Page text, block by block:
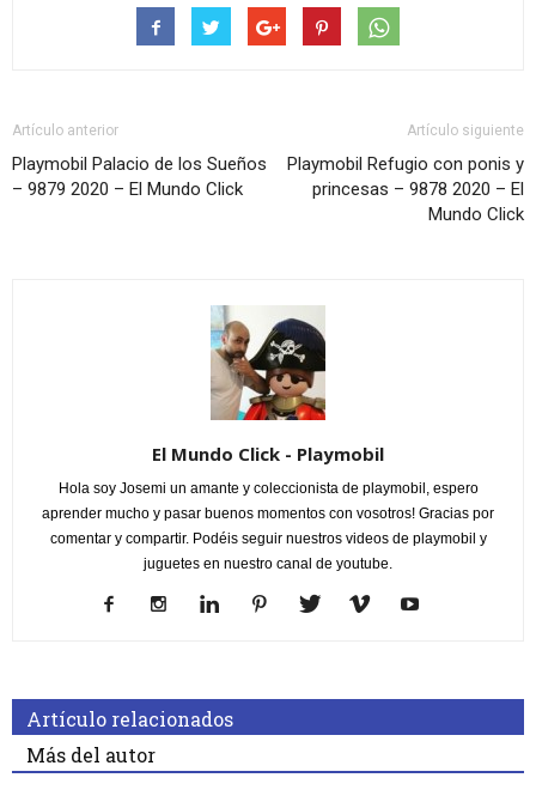
Artículo anterior
Playmobil Palacio de los Sueños
– 9879 2020 – El Mundo Click
Artículo siguiente
Playmobil Refugio con ponis y
princesas – 9878 2020 – El
Mundo Click
El Mundo Click - Playmobil
Hola soy Josemi un amante y coleccionista de playmobil, espero
aprender mucho y pasar buenos momentos con vosotros! Gracias por
comentar y compartir. Podéis seguir nuestros videos de playmobil y
juguetes en nuestro canal de youtube.
Artículo relacionados
Más del autor